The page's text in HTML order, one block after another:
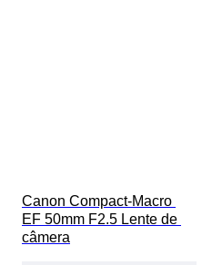
Canon Compact-Macro
EF 50mm F2.5 Lente de
câmera